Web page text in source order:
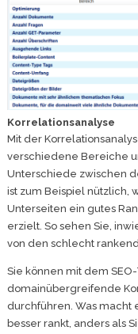
Korrelationsanalyse
Mit der
verschiedene Bereiche
Unterschiede zwischen
ist zum Beispiel nützlich,
Unterseiten ein gutes
erzielt. So sehen Sie,
von den schlecht
Sie können mit dem
domainübergreifende
durchführen. Was macht
besser rankt, anders als